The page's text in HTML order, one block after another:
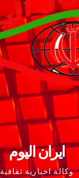
ايران اليوم
وكالة اخبارية ثقافية